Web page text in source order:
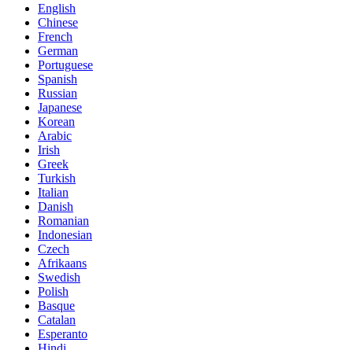
English
Chinese
French
German
Portuguese
Spanish
Russian
Japanese
Korean
Arabic
Irish
Greek
Turkish
Italian
Danish
Romanian
Indonesian
Czech
Afrikaans
Swedish
Polish
Basque
Catalan
Esperanto